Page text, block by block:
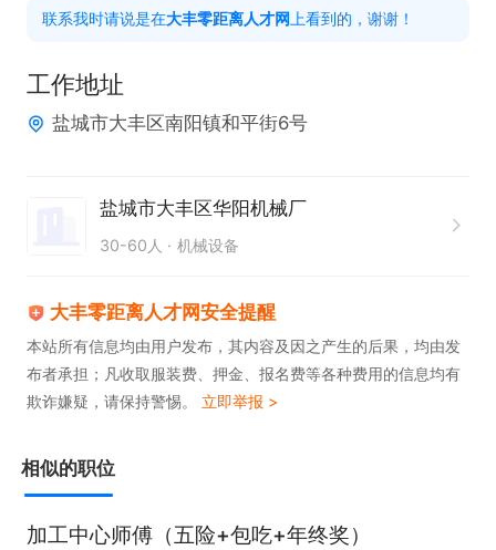
直接打电话联系，平时忙，不怎么登录
联系我时请说是在大丰零距离人才网 上看到的，谢谢！
工作地址
盐城市大丰区南阳镇和平街6号
盐城市大丰区华阳机械厂
30-60人 机械设备
大丰零距离人才网安全提醒
本站所有信息均由用户发布，其内容及因之产生的后果，均由发
布者承担；凡收取服装费、押金、报名费等各种费用的信息均有
欺诈嫌疑，请保持警惕。 立即举报 >
相似的职位
加工中心师傅（五险+包吃+年终奖）